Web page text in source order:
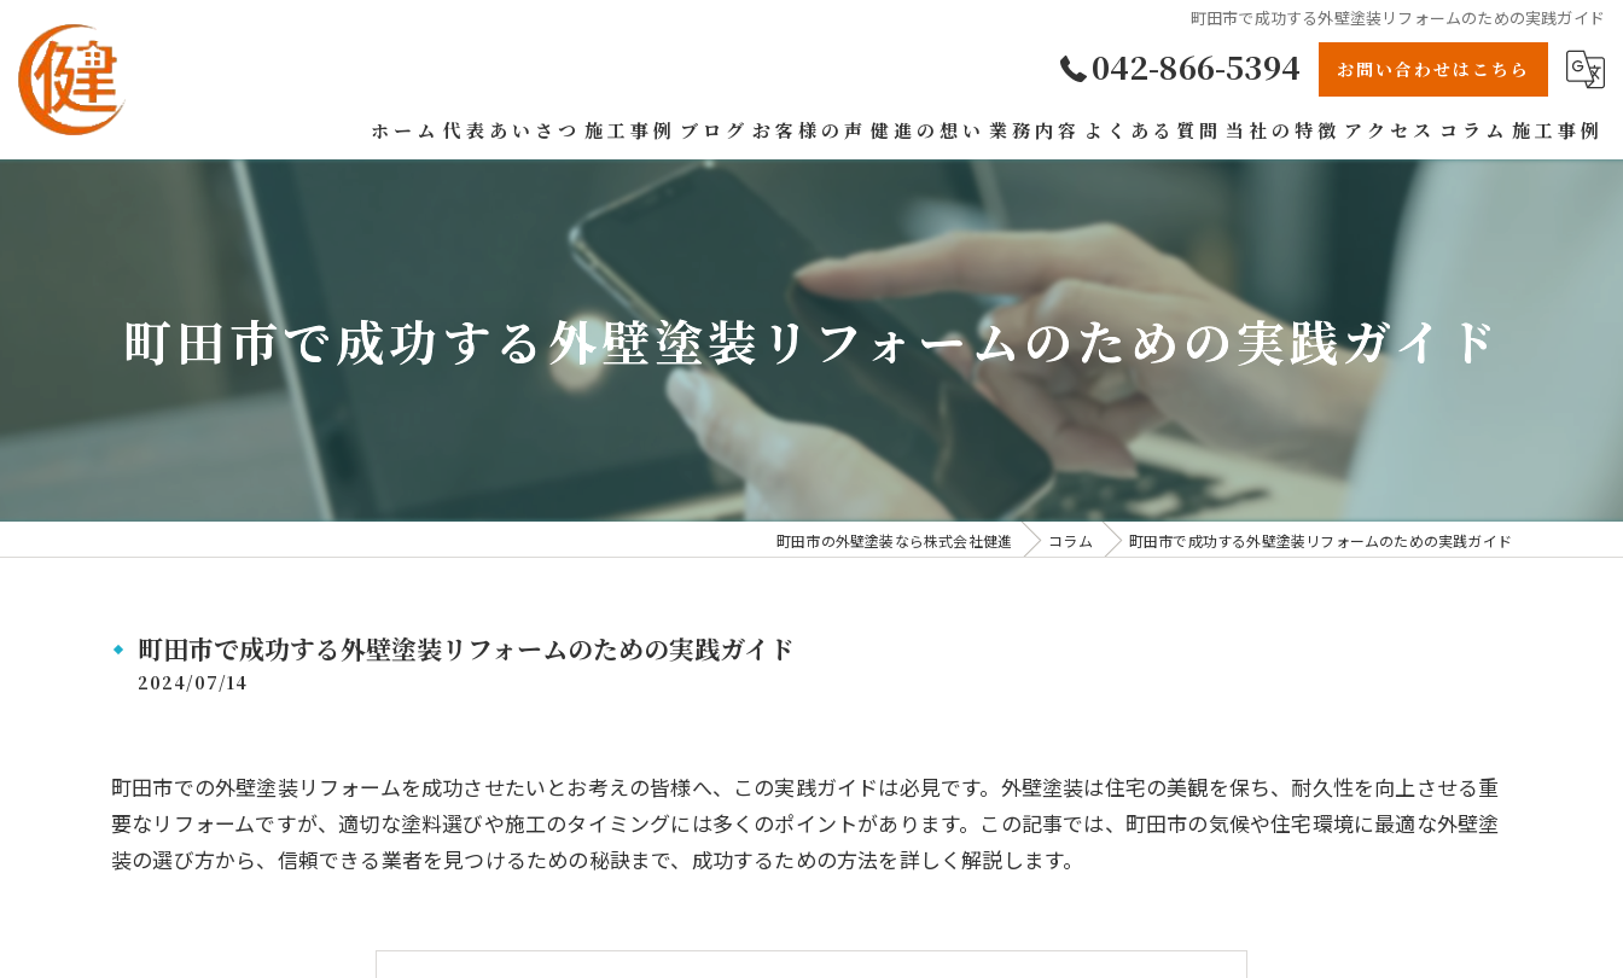
町田市で成功する外壁塗装リフォームのための実践ガイド
042-866-5394 お問い合わせはこちら
ホーム 代表あいさつ 施工事例 ブログ お客様の声 健進の想い 業務内容 よくある質問 当社の特徴
屋根
アクセス コラム 施工事例
町田市で成功する外壁塗装リフォームのための実践ガイド
町田市の外壁塗装なら株式会社健進 コラム 町田市で成功する外壁塗装リフォームのための実践ガイド
町田市で成功する外壁塗装リフォームのための実践ガイド
2024/07/14
町田市での外壁塗装リフォームを成功させたいとお考えの皆様へ、この実践ガイドは必見です。外壁塗装は住宅の美観を保ち、耐久性を向上させる重
要なリフォームですが、適切な塗料選びや施工のタイミングには多くのポイントがあります。この記事では、町田市の気候や住宅環境に最適な外壁塗
装の選び方から、信頼できる業者を見つけるための秘訣まで、成功するための方法を詳しく解説します。